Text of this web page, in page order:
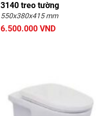
3140 treo tường
550x380x415 mm
6.500.000 VND